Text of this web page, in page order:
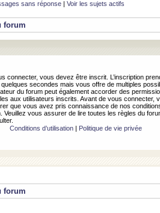
sans réponse | Voir les sujets actifs
forum
connecter, vous devez être inscrit. L’inscription
secondes mais vous offre de multiples
du forum peut également accorder des
aux utilisateurs inscrits. Avant de vous connecter,
que vous avez pris connaissance de nos
Veuillez vous assurer de lire toutes les règles du
Conditions d’utilisation| Politique de vie privée
forum